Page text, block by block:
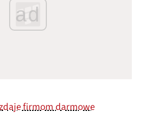
ad
firmom darmowe